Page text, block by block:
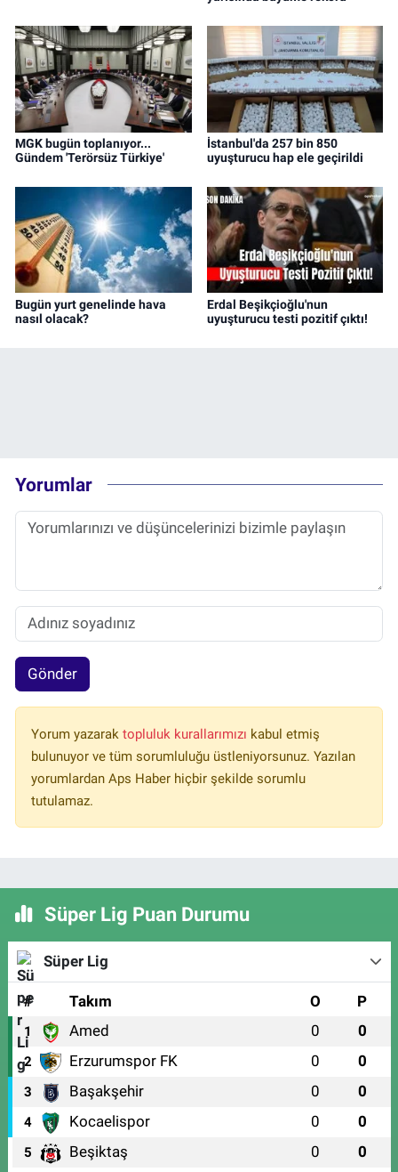
MGK bugün toplanıyor...
Gündem 'Terörsüz Türkiye'
İstanbul'da 257 bin 850
uyuşturucu hap ele geçirildi
Bugün yurt genelinde hava
nasıl olacak?
Erdal Beşikçioğlu'nun
uyuşturucu testi pozitif çıktı!
Yorumlar
Gönder
Yorum yazarak topluluk kurallarımızı kabul etmiş
bulunuyor ve tüm sorumluluğu üstleniyorsunuz. Yazılan
yorumlardan Aps Haber hiçbir şekilde sorumlu
tutulamaz.
Süper Lig Puan Durumu
Süper Lig
# Takım O P
1 Amed 0 0
2 Erzurumspor FK 0 0
3 Başakşehir 0 0
4 Kocaelispor 0 0
5 Beşiktaş 0 0